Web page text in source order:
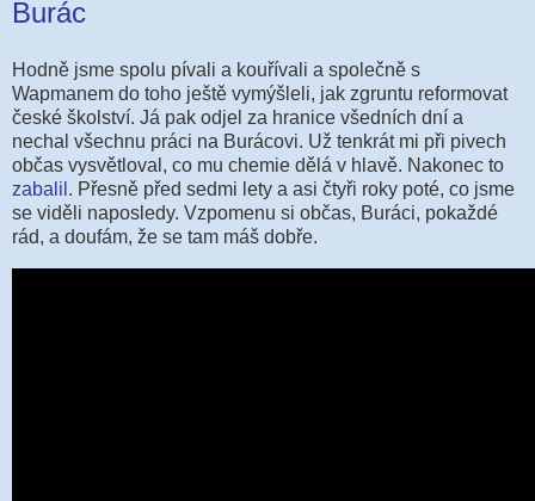
Burác
Hodně jsme spolu pívali a kouřívali a společně s
Wapmanem do toho ještě vymýšleli, jak zgruntu reformovat
české školství. Já pak odjel za hranice všedních dní a
nechal všechnu práci na Burácovi. Už tenkrát mi při pivech
občas vysvětloval, co mu chemie dělá v hlavě. Nakonec to
zabalil . Přesně před sedmi lety a asi čtyři roky poté, co jsme
se viděli naposledy. Vzpomenu si občas, Buráci, pokaždé
rád, a doufám, že se tam máš dobře.